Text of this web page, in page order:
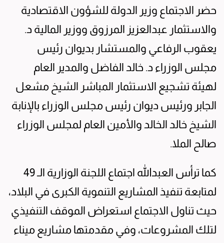
حضر الاجتماع وزير الدولة للشؤون الاقتصادية
والاستثمار عبدالعزيز المرزوق ووزير المالية د.
يعقوب الرفاعي والمستشار بديوان رئيس
مجلس الوزراء د. خالد الفاضل والمدير العام
لهيئة تشجيع الاستثمار المباشر الشيخ مشعل
الجابر ورئيس ديوان رئيس مجلس الوزراء بالإنابة
الشيخ خالد الخالد والأمين العام لمجلس الوزراء
صالح الملا.
كما ترأس العبدالله اجتماع اللجنة الوزارية الـ 49
لمتابعة تنفيذ المشاريع التنموية الكبرى في البلاد،
حيث تناول الاجتماع استعراض الموقف التنفيذي
لتلك المشروعات، وفي مقدمتها مشاريع ميناء